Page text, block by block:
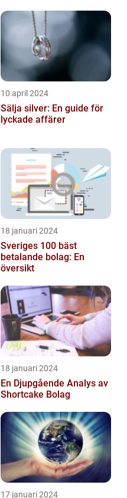
10 april 2024
Sälja silver: En guide för
lyckade affärer
18 januari 2024
Sveriges 100 bäst
betalande bolag: En
översikt
18 januari 2024
En Djupgående Analys av
Shortcake Bolag
17 januari 2024